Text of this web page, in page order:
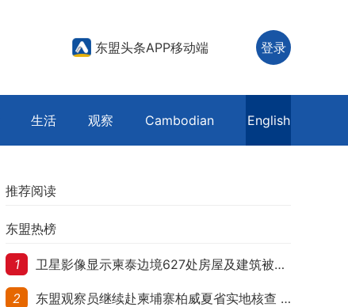
东盟头条APP移动端 登录
生活 观察 Cambodian English
推荐阅读
东盟热榜
1 卫星影像显示柬泰边境627处房屋及建筑被夷平 人权组织呼吁保护平民财产
2 东盟观察员继续赴柬埔寨柏威夏省实地核查 走访遭袭柬埔寨平民村庄